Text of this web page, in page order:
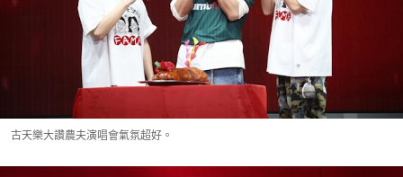
古天樂大讚農夫演唱會氣氛超好。